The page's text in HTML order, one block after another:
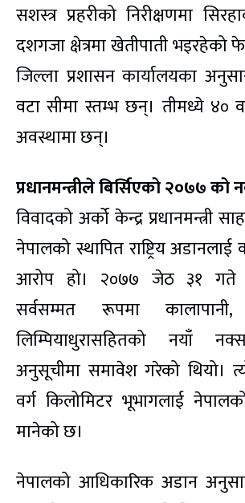
सशस्त्र प्रहरीको निरीक्षणमा
दशगजा क्षेत्रमा खेतीपाती भइरहेको
जिल्ला प्रशासन कार्यालयका
वटा सीमा स्तम्भ छन्। तीमध्ये ४०
अवस्थामा छन्।
प्रधानमन्त्रीले बिर्सिएको २०७७ को
विवादको अर्को केन्द्र प्रधानमन्त्री
नेपालको स्थापित राष्ट्रिय
आरोप हो। २०७७ जेठ ३१
सर्वसम्मत रूपमा
लिम्पियाधुरासहितको नयाँ
अनुसूचीमा समावेश गरेको थियो।
वर्ग किलोमिटर भूभागलाई
मानेको छ।
नेपालको आधिकारिक अडान